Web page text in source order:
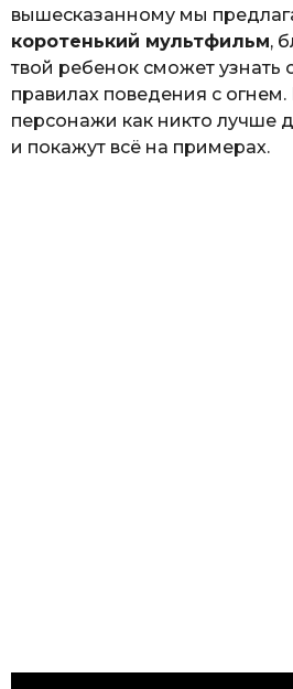
вышесказанному мы
коротенький мультфильм,
твой ребенок сможет узнать
правилах поведения с
персонажи как никто лучше
и покажут всё на примерах.